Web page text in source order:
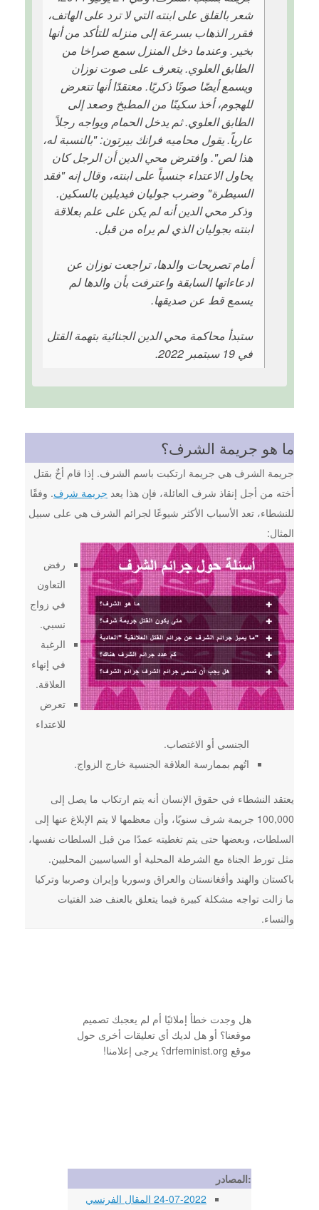
شعر بالقلق على ابنته التي لا ترد على الهاتف،
فقرر الذهاب بسرعة إلى منزله للتأكد من أنها
بخير. وعندما دخل المنزل سمع صراخا من
الطابق العلوي. يتعرف على صوت نوزان
ويسمع أيضًا صوتًا ذكريًا. معتقدًا أنها تتعرض
للهجوم، أخذ سكينًا من المطبخ وصعد إلى
الطابق العلوي. ثم يدخل الحمام ويواجه رجلاً
عارياً. يقول محاميه فرانك بيرتون: "بالنسبة له،
هذا لص". وافترض محي الدين أن الرجل كان
يحاول الاعتداء جنسياً على ابنته، وقال إنه "فقد
السيطرة" وضرب جوليان فيديلين بالسكين.
وذكر محي الدين أنه لم يكن على علم بعلاقة
ابنته بجوليان الذي لم يراه من قبل.
أمام تصريحات والدها، تراجعت نوزان عن
ادعاءاتها السابقة واعترفت بأن والدها لم
يسمع قط عن صديقها.
ستبدأ محاكمة محي الدين الجنائية بتهمة القتل
في 19 سبتمبر 2022.
ما هو جريمة الشرف؟
جريمة الشرف هي جريمة ارتكبت باسم الشرف. إذا قام أخٌ بقتل
أخته من أجل إنقاذ شرف العائلة، فإن هذا يعد جريمة شرف. وفقًا
للنشطاء، تعد الأسباب الأكثر شيوعًا لجرائم الشرف هي على سبيل
المثال:
رفض
التعاون
في زواج
نسبي.
الرغبة
في إنهاء
العلاقة.
تعرض
للاعتداء
الجنسي أو الاغتصاب.
اتُهم بممارسة العلاقة الجنسية خارج الزواج.
يعتقد النشطاء في حقوق الإنسان أنه يتم ارتكاب ما يصل إلى
100,000 جريمة شرف سنويًا، وأن معظمها لا يتم الإبلاغ عنها إلى
السلطات، وبعضها حتى يتم تغطيته عمدًا من قبل السلطات نفسها،
مثل تورط الجناة مع الشرطة المحلية أو السياسيين المحليين.
باكستان والهند وأفغانستان والعراق وسوريا وإيران وصربيا وتركيا
ما زالت تواجه مشكلة كبيرة فيما يتعلق بالعنف ضد الفتيات
والنساء.
هل وجدت خطأ إملائيًا أم لم يعجبك تصميم
موقعنا؟ أو هل لديك أي تعليقات أخرى حول
موقع drfeminist.org؟ يرجى إعلامنا!
المصادر:
24-07-2022 المقال الفرنسي